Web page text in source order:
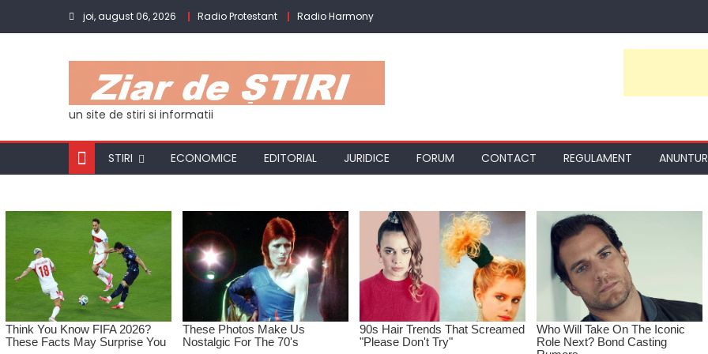
joi, august 06, 2026 Radio Protestant Radio Harmony
un site de stiri si informatii
STIRI ECONOMICE EDITORIAL JURIDICE FORUM CONTACT REGULAMENT